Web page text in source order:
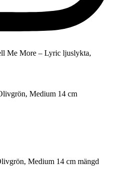
Me More – Lyric ljuslykta,
Medium 14 cm
Medium 14 cm mängd